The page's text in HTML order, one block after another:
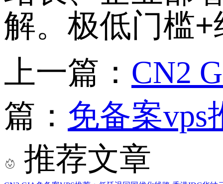
解。极低门槛+
上一篇： CN2
篇： 免备案vps
推荐文章